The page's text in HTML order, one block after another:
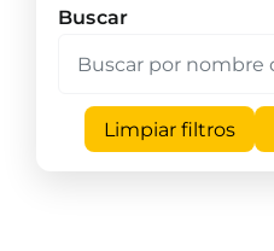
Buscar
Limpiar filtros